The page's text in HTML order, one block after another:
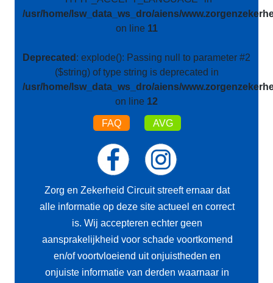
/usr/home/lsw_data_ws_dro/aiens/
on line 11
Deprecated : explode(): Passing null to parameter #2
($string) of type string is deprecated in
/usr/home/lsw_data_ws_dro/aiens/
on line 12
FAQ AVG
Zorg en Zekerheid Circuit streeft ernaar dat
alle informatie op deze site actueel en correct
is. Wij accepteren echter geen
aansprakelijkheid voor schade voortkomend
en/of voortvloeiend uit onjuistheden en
onjuiste informatie van derden waarnaar in